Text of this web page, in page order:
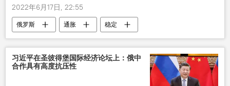
2022年6月17日, 22:55
俄罗斯 通胀 稳定
习近平在圣彼得堡国际经济论坛上：俄中
合作具有高度抗压性